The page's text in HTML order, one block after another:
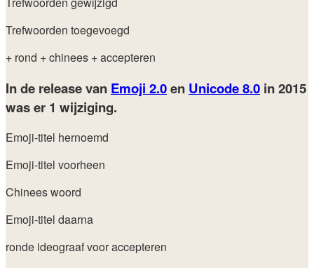
Trefwoorden toegevoegd
+ rond + chinees + accepteren
In de release van Emoji 2.0en Unicode 8.0 in 2015
was er 1 wijziging.
Emoji-titel hernoemd
Emoji-titel voorheen
Chinees woord
Emoji-titel daarna
ronde ideograaf voor accepteren